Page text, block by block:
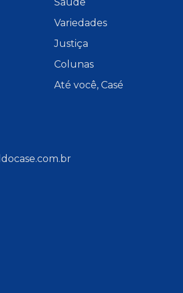
Variedades
Justiça
Colunas
Até você, Casé